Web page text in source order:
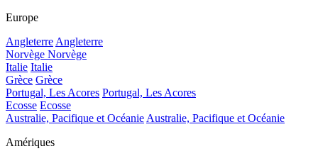
Europe
Angleterre Angleterre
Norvège Norvège
Italie Italie
Grèce Grèce
Portugal, Les Acores Portugal, Les Acores
Ecosse Ecosse
Australie, Pacifique et Océanie Australie, Pacifique et Océanie
Amériques